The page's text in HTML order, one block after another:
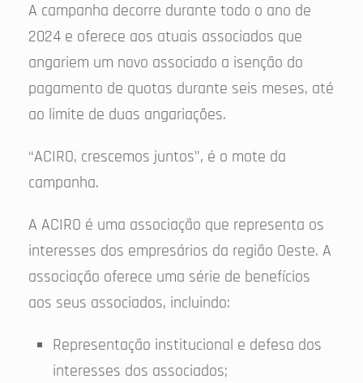
A campanha decorre durante todo o ano de
2024 e oferece aos atuais associados que
angariem um novo associado a isenção do
pagamento de quotas durante seis meses, até
ao limite de duas angariações.
“ACIRO, crescemos juntos”, é o mote da
campanha.
A ACIRO é uma associação que representa os
interesses dos empresários da região Oeste. A
associação oferece uma série de benefícios
aos seus associados, incluindo:
Representação institucional e defesa dos
interesses dos associados;